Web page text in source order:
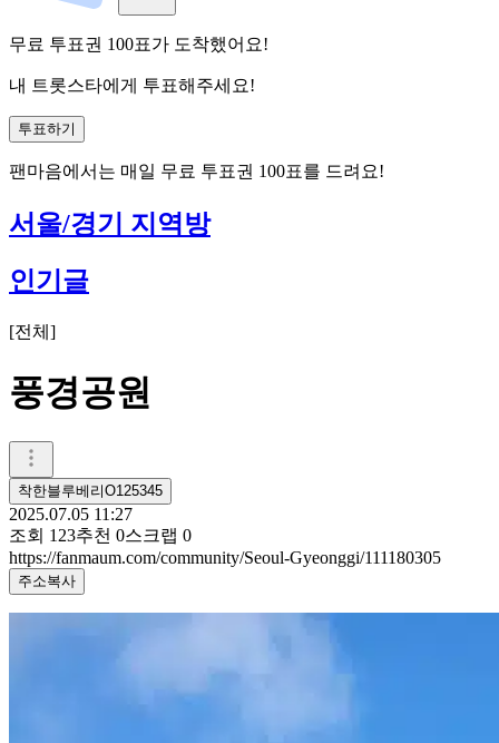
무료 투표권 100표가 도착했어요!
내 트롯스타에게 투표해주세요!
투표하기
팬마음에서는 매일 무료 투표권 100표를 드려요!
서울/경기 지역방
인기글
[전체 ]
풍경공원
착한블루베리O125345
2025.07.05 11:27
조회 123추천 0스크랩 0
https://fanmaum.com/community/Seoul-Gyeonggi/111180305
주소복사